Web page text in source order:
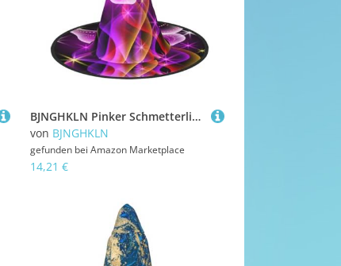
BJNGHKLN Pinker Schmetterlings-Druck, Halloween-Hexenhut für Damen, Partyhut für Halloween, Feste, Cosplay, Kostüm, Ensemble
von BJNGHKLN
gefunden bei Amazon Marketplace
14,21 €